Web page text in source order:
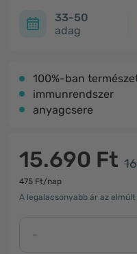
33-50
adag
100%-ban
immunrendszer
anyagcsere
15.690 Ft
475 Ft/nap
A legalacsonyabb ár az
-